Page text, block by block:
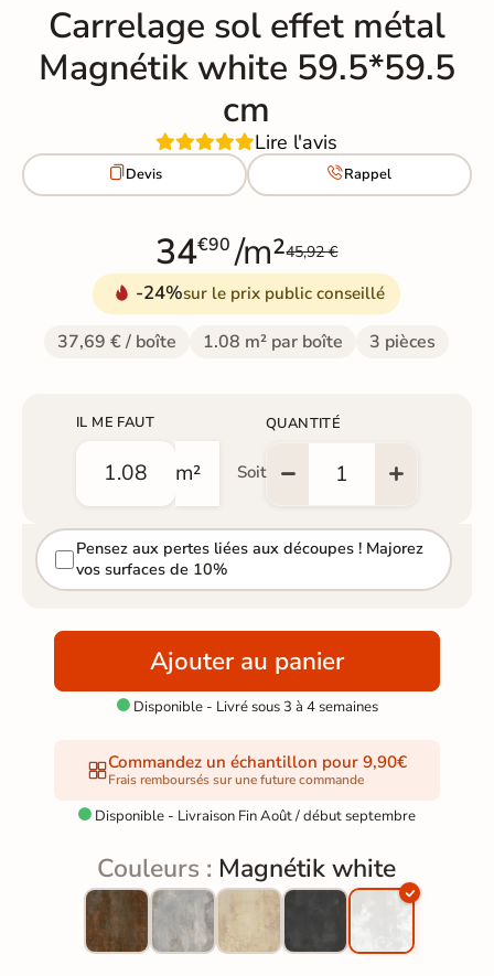
Carrelage sol effet métal
Magnétik white 59.5*59.5
cm
Lire l'avis
Devis Rappel
34€90 /m²45,92 €
-24%sur le prix public conseillé
37,69 € / boîte 1.08 m² par boîte 3 pièces
IL ME FAUT
m² Soit
QUANTITÉ
Pensez aux pertes liées aux découpes ! Majorez
vos surfaces de 10%
Ajouter au panier
Disponible - Livré sous 3 à 4 semaines
Commandez un échantillon pour 9,90€
Frais remboursés sur une future commande
 Disponible - Livraison Fin Août / début septembre
Couleurs : Magnétik white